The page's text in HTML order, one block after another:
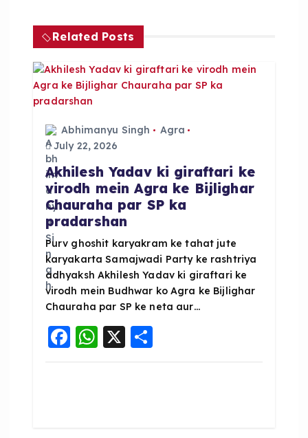
a
v
Related Posts
Abhimanyu Singh
Agra
July 22, 2026
Akhilesh Yadav ki giraftari ke
virodh mein Agra ke Bijlighar
Chauraha par SP ka
pradarshan
Purv ghoshit karyakram ke tahat jute
karyakarta Samajwadi Party ke rashtriya
adhyaksh Akhilesh Yadav ki giraftari ke
virodh mein Budhwar ko Agra ke Bijlighar
Chauraha par SP ke neta aur…
F
a
W
h
X S
h